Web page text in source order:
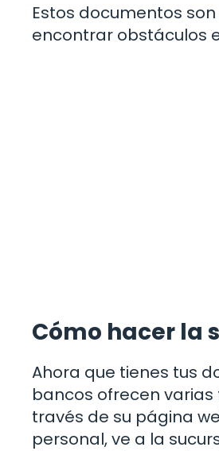
Estos documentos
encontrar obstáculos
Cómo hacer la
Ahora que tienes tus
bancos ofrecen
través de su página
personal, ve a la